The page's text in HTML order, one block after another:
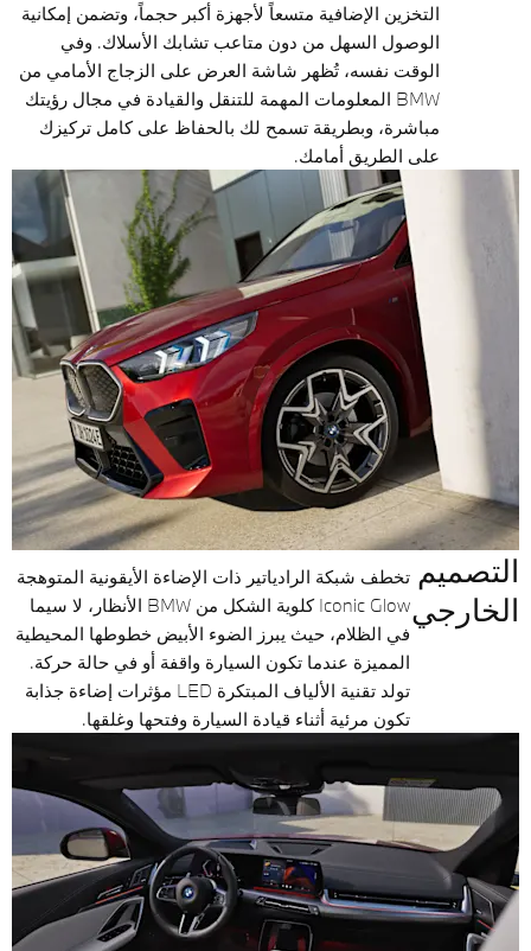
التخزين الإضافية متسعاً لأجهزة أكبر حجماً، وتضمن إمكانية
الوصول السهل من دون متاعب تشابك الأسلاك. وفي
الوقت نفسه، تُظهر شاشة العرض على الزجاج الأمامي من
BMW المعلومات المهمة للتنقل والقيادة في مجال رؤيتك
مباشرة، وبطريقة تسمح لك بالحفاظ على كامل تركيزك
على الطريق أمامك.
التصميم
الخارجي
تخطف شبكة الرادياتير ذات الإضاءة الأيقونية المتوهجة
Iconic Glow كلوية الشكل من BMW الأنظار، لا سيما
في الظلام، حيث يبرز الضوء الأبيض خطوطها المحيطية
المميزة عندما تكون السيارة واقفة أو في حالة حركة.
تولد تقنية الألياف المبتكرة LED مؤثرات إضاءة جذابة
تكون مرئية أثناء قيادة السيارة وفتحها وغلقها.